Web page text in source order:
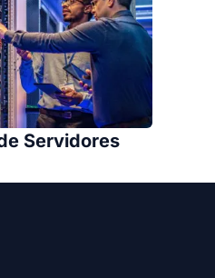
Servidores